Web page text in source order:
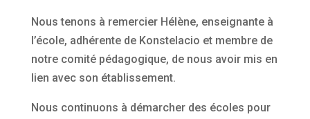
Nous tenons à remercier Hélène, enseignante à
l’école, adhérente de Konstelacio et membre de
notre comité pédagogique, de nous avoir mis en
lien avec son établissement.
Nous continuons à démarcher des écoles pour